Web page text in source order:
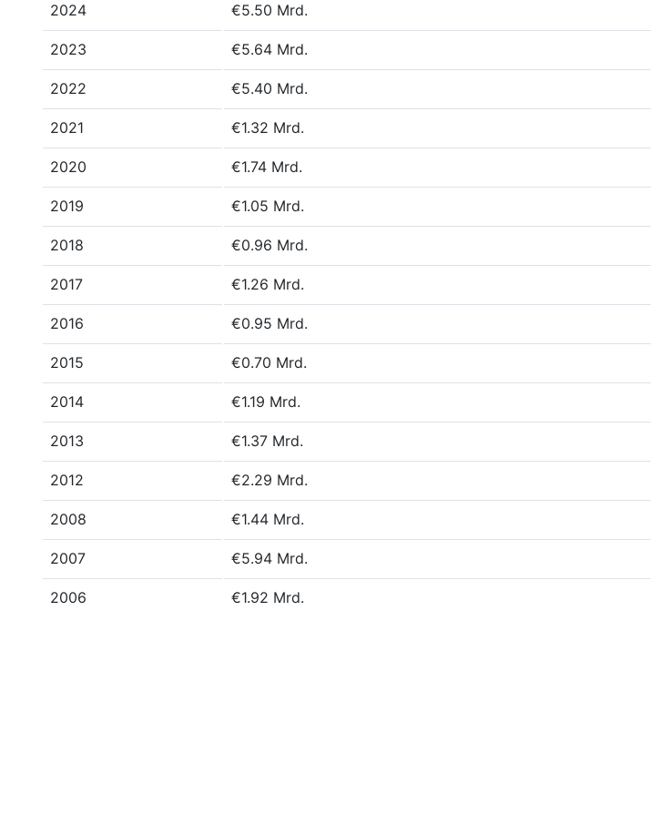
2024 €5.50 Mrd.
2023 €5.64 Mrd.
2022 €5.40 Mrd.
2021 €1.32 Mrd.
2020 €1.74 Mrd.
2019 €1.05 Mrd.
2018 €0.96 Mrd.
2017 €1.26 Mrd.
2016 €0.95 Mrd.
2015 €0.70 Mrd.
2014 €1.19 Mrd.
2013 €1.37 Mrd.
2012 €2.29 Mrd.
2008 €1.44 Mrd.
2007 €5.94 Mrd.
2006 €1.92 Mrd.